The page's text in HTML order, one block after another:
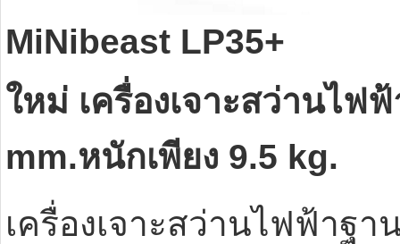
MiNibeast LP35+
ใหม่ เครื่องเจาะสว่านไฟ
mm.หนักเพียง 9.5 kg.
เครื่องเจาะสว่านไฟฟ้าฐ